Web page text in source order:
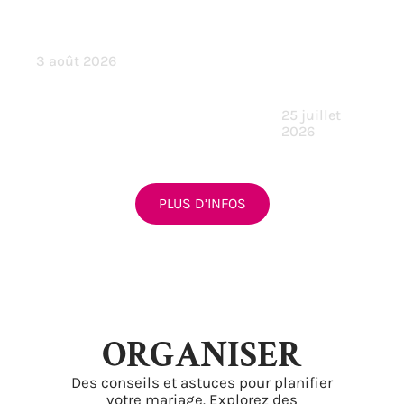
3 août 2026
25 juillet
2026
PLUS D’INFOS
ORGANISER
Des conseils et astuces pour planifier
votre mariage. Explorez des